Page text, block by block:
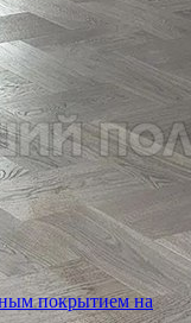
и латунью